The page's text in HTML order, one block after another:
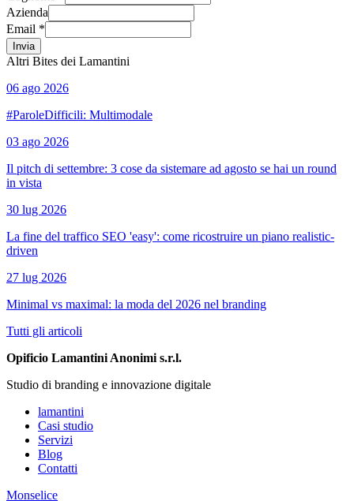
Azienda
Email *
Invia
Altri Bites dei Lamantini
06 ago 2026
#ParoleDifficili: Multimodale
03 ago 2026
Il pitch di settembre: 3 cose da sistemare ad agosto se hai un round
in vista
30 lug 2026
La fine del traffico SEO 'easy': come ricostruire un piano realistic-
driven
27 lug 2026
Minimal vs maximal: la moda del 2026 nel branding
Tutti gli articoli
Opificio Lamantini Anonimi s.r.l.
Studio di branding e innovazione digitale
lamantini
Casi studio
Servizi
Blog
Contatti
Monselice